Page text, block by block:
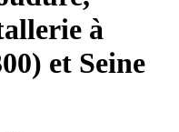
à
et Seine